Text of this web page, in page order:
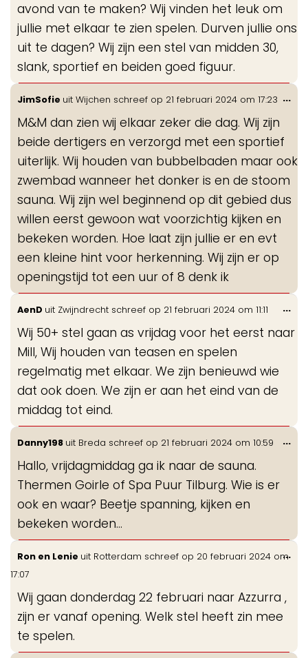
avond van te maken? Wij vinden het leuk om
jullie met elkaar te zien spelen. Durven jullie ons
uit te dagen? Wij zijn een stel van midden 30,
slank, sportief en beiden goed figuur.
JimSofie uit Wijchen schreef op 21 februari 2024 om 17:23
M&M dan zien wij elkaar zeker die dag. Wij zijn
beide dertigers en verzorgd met een sportief
uiterlijk. Wij houden van bubbelbaden maar ook
zwembad wanneer het donker is en de stoom
sauna. Wij zijn wel beginnend op dit gebied dus
willen eerst gewoon wat voorzichtig kijken en
bekeken worden. Hoe laat zijn jullie er en evt
een kleine hint voor herkenning. Wij zijn er op
openingstijd tot een uur of 8 denk ik
...
AenD uit Zwijndrecht schreef op 21 februari 2024 om 11:11
Wij 50+ stel gaan as vrijdag voor het eerst naar
Mill, Wij houden van teasen en spelen
regelmatig met elkaar. We zijn benieuwd wie
dat ook doen. We zijn er aan het eind van de
middag tot eind.
...
Danny198 uit Breda schreef op 21 februari 2024 om 10:59
Hallo, vrijdagmiddag ga ik naar de sauna.
Thermen Goirle of Spa Puur Tilburg. Wie is er
ook en waar? Beetje spanning, kijken en
bekeken worden...
...
Ron en Lenie uit Rotterdam schreef op 20 februari 2024 om
17:07
Wij gaan donderdag 22 februari naar Azzurra ,
zijn er vanaf opening. Welk stel heeft zin mee
te spelen.
...